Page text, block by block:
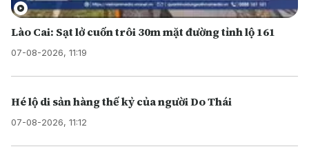
Lào Cai: Sạt lở cuốn trôi 30m mặt đường tỉnh lộ 161
07-08-2026, 11:19
Hé lộ di sản hàng thế kỷ của người Do Thái
07-08-2026, 11:12